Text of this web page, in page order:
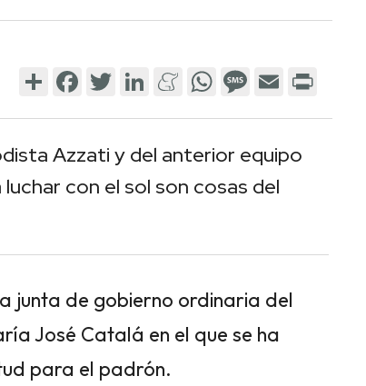
ShareFacebook
TwitterLinkedInMeneame
WhatsApp
Message
Email
Azzati y del anterior equipo
con el sol son cosas del
junta de gobierno ordinaria del
José Catalá en el que se ha
para el padrón.